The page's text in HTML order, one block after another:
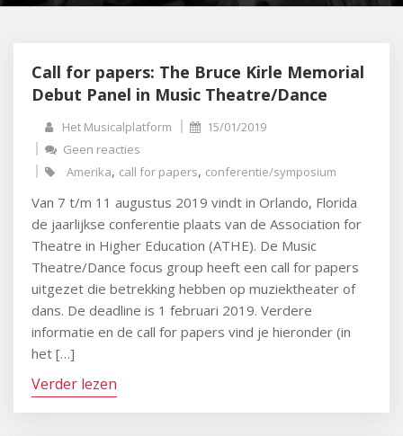
Call for papers: The Bruce Kirle Memorial
Debut Panel in Music Theatre/Dance
Het Musicalplatform
15/01/2019
Geen reacties
Amerika, call for papers, conferentie/symposium
Van 7 t/m 11 augustus 2019 vindt in Orlando, Florida
de jaarlijkse conferentie plaats van de Association for
Theatre in Higher Education (ATHE). De Music
Theatre/Dance focus group heeft een call for papers
uitgezet die betrekking hebben op muziektheater of
dans. De deadline is 1 februari 2019. Verdere
informatie en de call for papers vind je hieronder (in
het […]
Verder lezen